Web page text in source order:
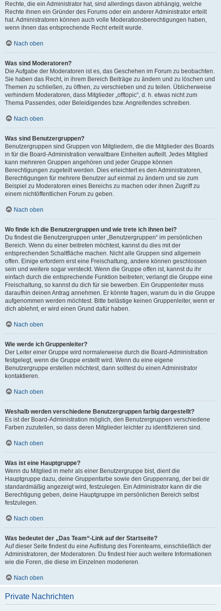
Rechte, die ein Administrator hat, sind allerdings davon abhängig, welche
Rechte ihnen ein Gründer des Forums oder ein anderer Administrator erteilt
hat. Administratoren können auch volle Moderationsberechtigungen haben,
wenn ihnen das entsprechende Recht erteilt wurde.
Nach oben
Was sind Moderatoren?
Die Aufgabe der Moderatoren ist es, das Geschehen im Forum zu beobachten.
Sie haben das Recht, in ihrem Bereich Beiträge zu ändern und zu löschen und
Themen zu schließen, zu öffnen, zu verschieben und zu teilen. Üblicherweise
verhindern Moderatoren, dass Mitglieder „offtopic“, d. h. etwas nicht zum
Thema Passendes, oder Beleidigendes bzw. Angreifendes schreiben.
Nach oben
Was sind Benutzergruppen?
Benutzergruppen sind Gruppen von Mitgliedern, die die Mitglieder des Boards
in für die Board-Administration verwaltbare Einheiten aufteilt. Jedes Mitglied
kann mehreren Gruppen angehören und jeder Gruppe können
Berechtigungen zugeteilt werden. Dies erleichtert es den Administratoren,
Berechtigungen für mehrere Benutzer auf einmal zu ändern und sie zum
Beispiel zu Moderatoren eines Bereichs zu machen oder ihnen Zugriff zu
einem nichtöffentlichen Forum zu geben.
Nach oben
Wo finde ich die Benutzergruppen und wie trete ich ihnen bei?
Du findest die Benutzergruppen unter „Benutzergruppen“ im persönlichen
Bereich. Wenn du einer beitreten möchtest, kannst du dies mit der
entsprechenden Schaltfläche machen. Nicht alle Gruppen sind allgemein
offen. Einige erfordern erst eine Freischaltung, andere können geschlossen
sein und weitere sogar versteckt. Wenn die Gruppe offen ist, kannst du ihr
einfach durch die entsprechende Funktion beitreten; verlangt die Gruppe eine
Freischaltung, so kannst du dich für sie bewerben. Ein Gruppenleiter muss
daraufhin deinen Antrag annehmen. Er könnte fragen, warum du in die Gruppe
aufgenommen werden möchtest. Bitte belästige keinen Gruppenleiter, wenn er
dich ablehnt, er wird einen Grund dafür haben.
Nach oben
Wie werde ich Gruppenleiter?
Der Leiter einer Gruppe wird normalerweise durch die Board-Administration
festgelegt, wenn die Gruppe erstellt wird. Wenn du eine eigene
Benutzergruppe erstellen möchtest, dann solltest du einen Administrator
kontaktieren.
Nach oben
Weshalb werden verschiedene Benutzergruppen farbig dargestellt?
Es ist der Board-Administration möglich, den Benutzergruppen verschiedene
Farben zuzuteilen, so dass deren Mitglieder leichter zu identifizieren sind.
Nach oben
Was ist eine Hauptgruppe?
Wenn du Mitglied in mehr als einer Benutzergruppe bist, dient die
Hauptgruppe dazu, deine Gruppenfarbe sowie den Gruppenrang, der bei dir
standardmäßig angezeigt wird, festzulegen. Ein Administrator kann dir die
Berechtigung geben, deine Hauptgruppe im persönlichen Bereich selbst
festzulegen.
Nach oben
Was bedeutet der „Das Team“-Link auf der Startseite?
Auf dieser Seite findest du eine Auflistung des Forenteams, einschließlich der
Administratoren, der Moderatoren. Du findest hier auch weitere Informationen
wie die Foren, die diese im Einzelnen moderieren.
Nach oben
Private Nachrichten